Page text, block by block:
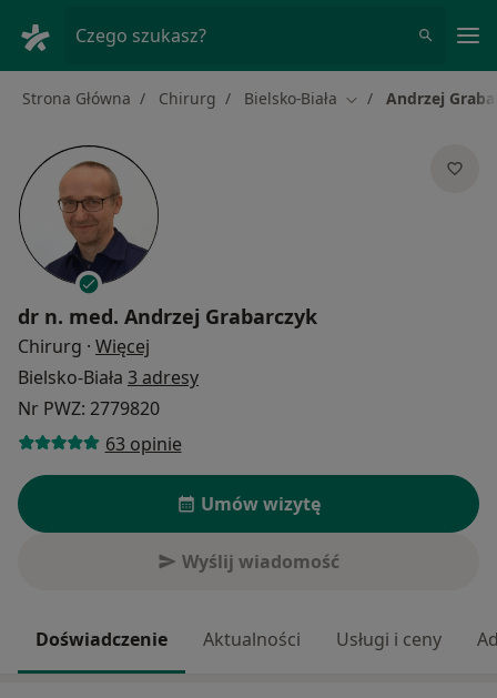
Czego szukasz?
Strona Główna Chirurg Bielsko-Biała Zmień miasto
Andrzej
dr n. med. Andrzej Grabarczyk
Chirurg · Więcej
Bielsko-Biała 3 adresy
Nr PWZ: 2779820
63 opinie
Umów wizytę
Wyślij wiadomość
Doświadczenie Aktualności Usługi i ceny